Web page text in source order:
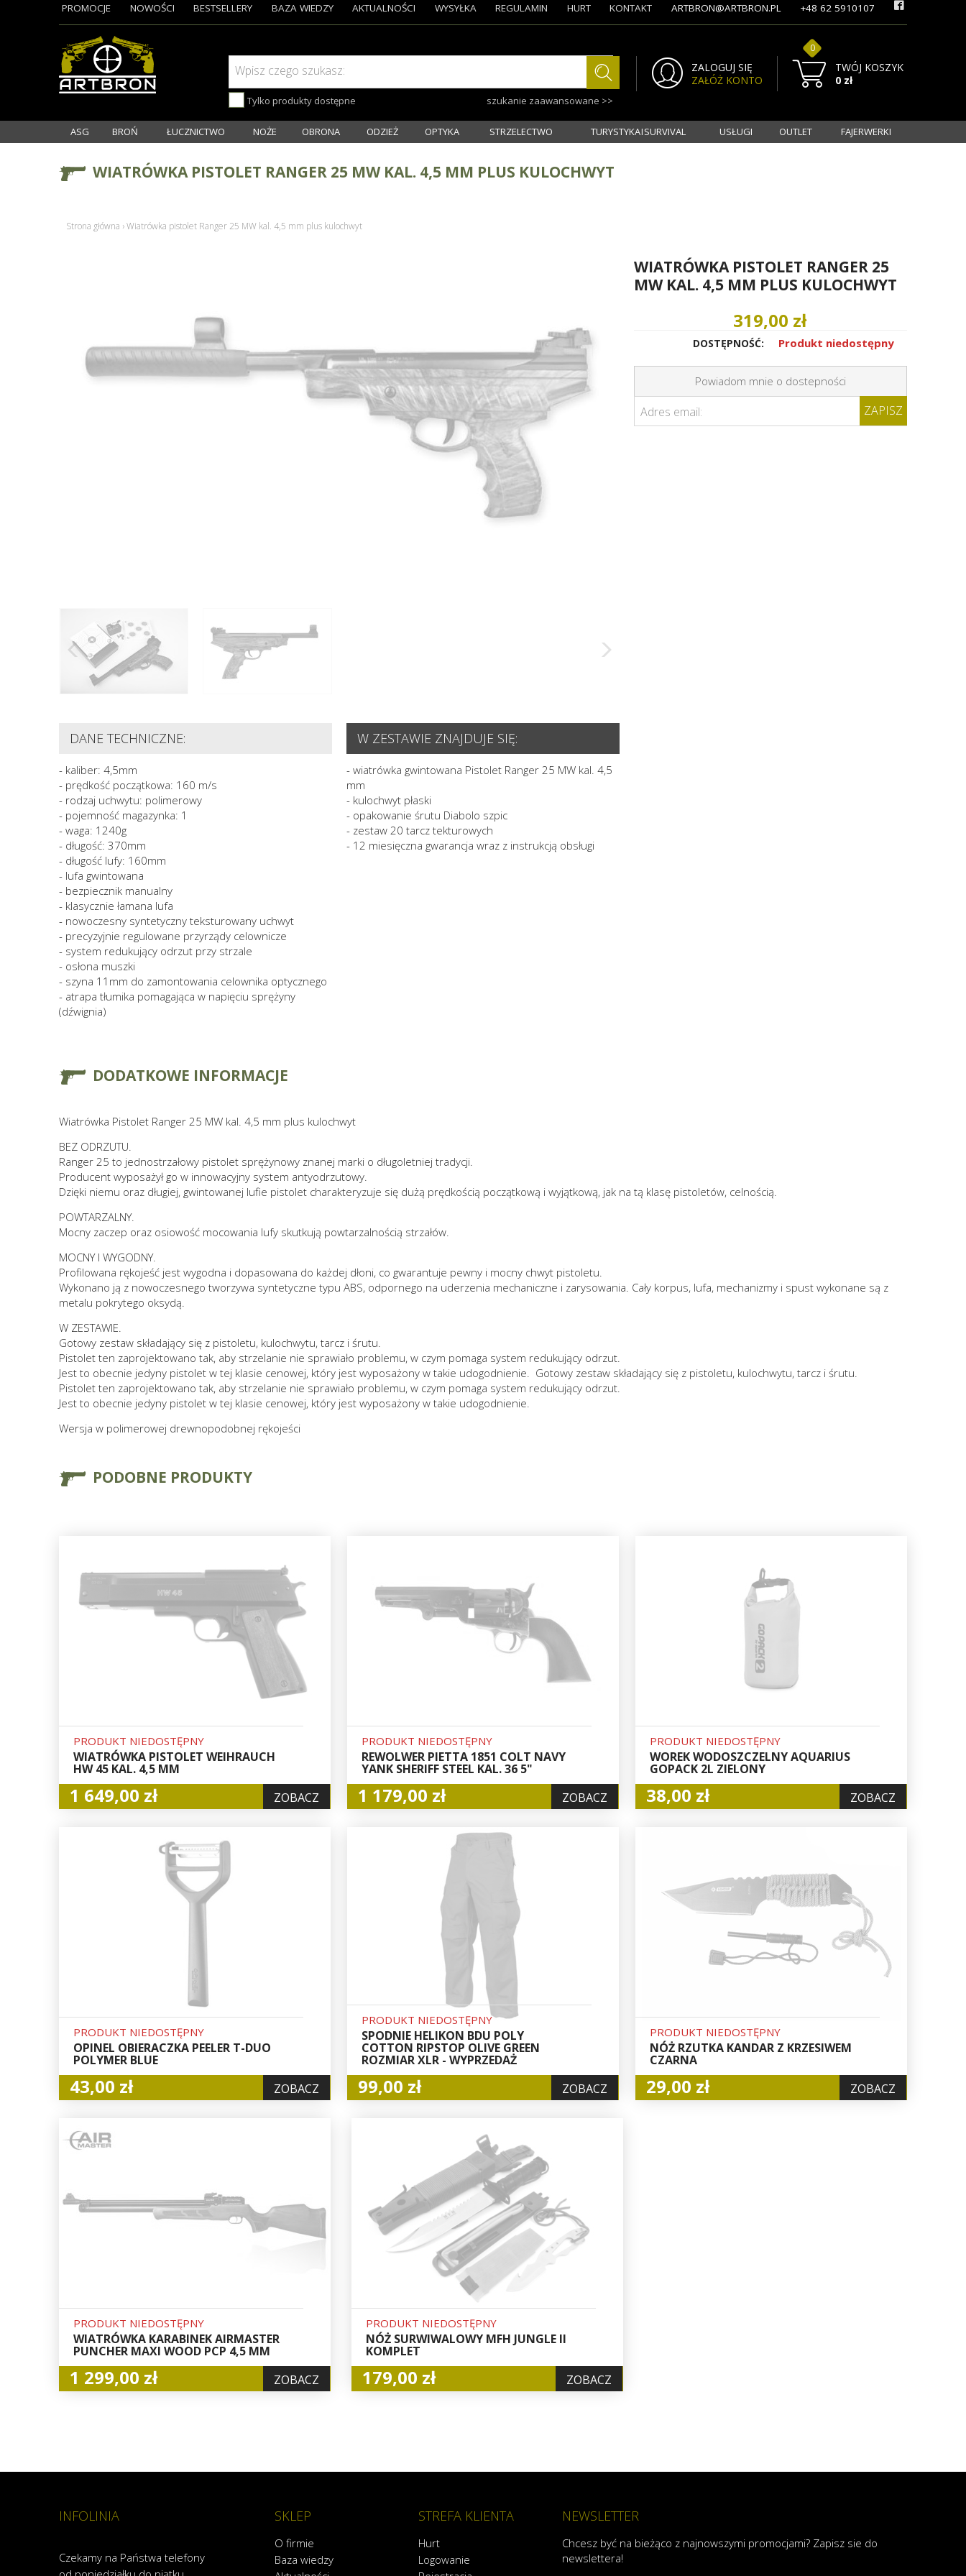
Wpisz czego szukasz:
Tylko produkty dostępne szukanie zaawansowane >>
ZALOGUJ SIĘ
ZAŁÓŻ KONTO
TWÓJ KOSZYK
0
0 zł
PROMOCJE NOWOŚCI BESTSELLERY BAZA WIEDZY AKTUALNOŚCI WYSYŁKA REGULAMIN HURT KONTAKT ARTBRON@ARTBRON.PL +48 62 5910107
ASG BROŃ ŁUCZNICTWO NOŻE OBRONA ODZIEŻ OPTYKA STRZELECTWO TURYSTYKA I SURVIVAL USŁUGI OUTLET FAJERWERKI
WIATRÓWKA PISTOLET RANGER 25 MW KAL. 4,5 MM PLUS KULOCHWYT
Strona główna ›Wiatrówka pistolet Ranger 25 MW kal. 4,5 mm plus kulochwyt
WIATRÓWKA PISTOLET RANGER 25
MW KAL. 4,5 MM PLUS KULOCHWYT
319,00 zł
DOSTĘPNOŚĆ: Produkt niedostępny
Powiadom mnie o dostepności
Adres email: ZAPISZ
DANE TECHNICZNE:
- kaliber: 4,5mm
- prędkość początkowa: 160 m/s
- rodzaj uchwytu: polimerowy
- pojemność magazynka: 1
- waga: 1240g
- długość: 370mm
- długość lufy: 160mm
- lufa gwintowana
- bezpiecznik manualny
- klasycznie łamana lufa
- nowoczesny syntetyczny teksturowany uchwyt
- precyzyjnie regulowane przyrządy celownicze
- system redukujący odrzut przy strzale
- osłona muszki
- szyna 11mm do zamontowania celownika optycznego
- atrapa tłumika pomagająca w napięciu sprężyny
(dźwignia)
W ZESTAWIE ZNAJDUJE SIĘ:
- wiatrówka gwintowana Pistolet Ranger 25 MW kal. 4,5
mm
- kulochwyt płaski
- opakowanie śrutu Diabolo szpic
- zestaw 20 tarcz tekturowych
- 12 miesięczna gwarancja wraz z instrukcją obsługi
DODATKOWE INFORMACJE
Wiatrówka Pistolet Ranger 25 MW kal. 4,5 mm plus kulochwyt
BEZ ODRZUTU.
Ranger 25 to jednostrzałowy pistolet sprężynowy znanej marki o długoletniej tradycji.
Producent wyposażył go w innowacyjny system antyodrzutowy.
Dzięki niemu oraz długiej, gwintowanej lufie pistolet charakteryzuje się dużą prędkością początkową i wyjątkową, jak na tą klasę pistoletów, celnością.
POWTARZALNY.
Mocny zaczep oraz osiowość mocowania lufy skutkują powtarzalnością strzałów.
MOCNY I WYGODNY.
Profilowana rękojeść jest wygodna i dopasowana do każdej dłoni, co gwarantuje pewny i mocny chwyt pistoletu.
Wykonano ją z nowoczesnego tworzywa syntetyczne typu ABS, odpornego na uderzenia mechaniczne i zarysowania. Cały korpus, lufa, mechanizmy i spust wykonane są z
metalu pokrytego oksydą.
W ZESTAWIE.
Gotowy zestaw składający się z pistoletu, kulochwytu, tarcz i śrutu.
Pistolet ten zaprojektowano tak, aby strzelanie nie sprawiało problemu, w czym pomaga system redukujący odrzut.
Jest to obecnie jedyny pistolet w tej klasie cenowej, który jest wyposażony w takie udogodnienie. Gotowy zestaw składający się z pistoletu, kulochwytu, tarcz i śrutu.
Pistolet ten zaprojektowano tak, aby strzelanie nie sprawiało problemu, w czym pomaga system redukujący odrzut.
Jest to obecnie jedyny pistolet w tej klasie cenowej, który jest wyposażony w takie udogodnienie.
Wersja w polimerowej drewnopodobnej rękojeści
PODOBNE PRODUKTY
PRODUKT NIEDOSTĘPNY
WIATRÓWKA PISTOLET WEIHRAUCH
HW 45 KAL. 4,5 MM
1 649,00 zł ZOBACZ
PRODUKT NIEDOSTĘPNY
REWOLWER PIETTA 1851 COLT NAVY
YANK SHERIFF STEEL KAL. 36 5"
1 179,00 zł ZOBACZ
PRODUKT NIEDOSTĘPNY
WOREK WODOSZCZELNY AQUARIUS
GOPACK 2L ZIELONY
38,00 zł ZOBACZ
PRODUKT NIEDOSTĘPNY
OPINEL OBIERACZKA PEELER T-DUO
POLYMER BLUE
43,00 zł ZOBACZ
PRODUKT NIEDOSTĘPNY
SPODNIE HELIKON BDU POLY
COTTON RIPSTOP OLIVE GREEN
ROZMIAR XLR - WYPRZEDAŻ
99,00 zł ZOBACZ
PRODUKT NIEDOSTĘPNY
NÓŻ RZUTKA KANDAR Z KRZESIWEM
CZARNA
29,00 zł ZOBACZ
PRODUKT NIEDOSTĘPNY
WIATRÓWKA KARABINEK AIRMASTER
PUNCHER MAXI WOOD PCP 4,5 MM
1 299,00 zł ZOBACZ
PRODUKT NIEDOSTĘPNY
NÓŻ SURWIWALOWY MFH JUNGLE II
KOMPLET
179,00 zł ZOBACZ
INFOLINIA
Czekamy na Państwa telefony
SKLEP
O firmie
Baza wiedzy
STREFA KLIENTA
Hurt
Logowanie
NEWSLETTER
Chcesz być na bieżąco z najnowszymi promocjami? Zapisz sie do
newslettera!